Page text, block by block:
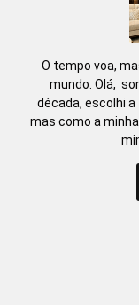
O tempo voa,
mundo. Olá,
década, escolhi
mas como a